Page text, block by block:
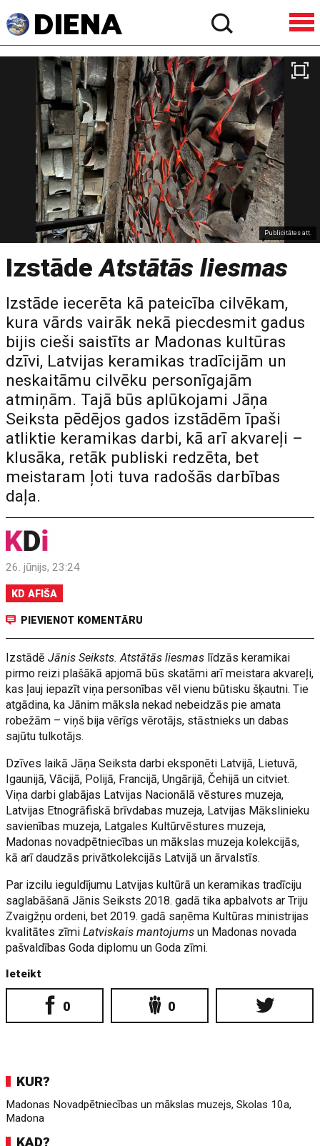
Publicitātes att.
IzstādeAtstātās liesmas
Izstāde iecerēta kā pateicība cilvēkam,
kura vārds vairāk nekā piecdesmit gadus
bijis cieši saistīts ar Madonas kultūras
dzīvi, Latvijas keramikas tradīcijām un
neskaitāmu cilvēku personīgajām
atmiņām. Tajā būs aplūkojami Jāņa
Seiksta pēdējos gados izstādēm īpaši
atliktie keramikas darbi, kā arī akvareļi –
klusāka, retāk publiski redzēta, bet
meistaram ļoti tuva radošās darbības
daļa.
26. jūnijs, 23:24
KD AFIŠA
PIEVIENOT KOMENTĀRU
IzstādēJānis Seiksts. Atstātās liesmas līdzās keramikai
pirmo reizi plašākā apjomā būs skatāmi arī meistara akvareļi,
kas ļauj iepazīt viņa personības vēl vienu būtisku šķautni. Tie
atgādina, ka Jānim māksla nekad nebeidzās pie amata
robežām – viņš bija vērīgs vērotājs, stāstnieks un dabas
sajūtu tulkotājs.
Dzīves laikā Jāņa Seiksta darbi eksponēti Latvijā, Lietuvā,
Igaunijā, Vācijā, Polijā, Francijā, Ungārijā, Čehijā un citviet.
Viņa darbi glabājas Latvijas Nacionālā vēstures muzeja,
Latvijas Etnogrāfiskā brīvdabas muzeja, Latvijas Mākslinieku
savienības muzeja, Latgales Kultūrvēstures muzeja,
Madonas novadpētniecības un mākslas muzeja kolekcijās,
kā arī daudzās privātkolekcijās Latvijā un ārvalstīs.
Par izcilu ieguldījumu Latvijas kultūrā un keramikas tradīciju
saglabāšanā Jānis Seiksts 2018. gadā tika apbalvots ar Triju
Zvaigžņu ordeni, bet 2019. gadā saņēma Kultūras ministrijas
kvalitātes zīmiLatviskais mantojums un Madonas novada
pašvaldības Goda diplomu un Goda zīmi.
Ieteikt
0 0
KUR?
Madonas Novadpētniecības un mākslas muzejs, Skolas 10a,
Madona
KAD?